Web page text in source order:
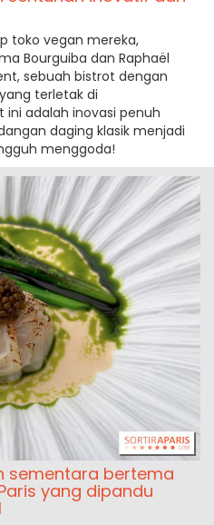
toko vegan mereka,
Bourguiba dan Raphaël
sebuah bistrot dengan
terletak di
ini adalah inovasi penuh
daging klasik menjadi
menggoda!
sementara bertema
yang dipandu